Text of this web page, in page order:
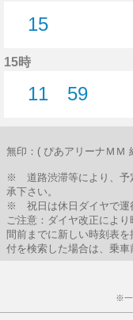
15
15時
11
59
無印：( ぴあアリーナＭＭ
※ 道路渋滞等により、予
承下さい。
※ 祝日は休日ダイヤで運
ご注意：ダイヤ改正によ
間前までに新しい時刻表
付を検索した場合は、乗車
※一